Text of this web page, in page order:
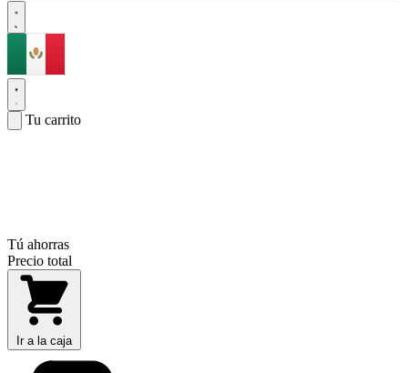
Tu carrito
Tú ahorras
Precio total
Ir a la caja